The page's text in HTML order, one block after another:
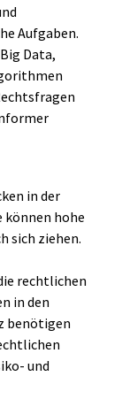
Aufgaben.
Data,
in der
können hohe
sich ziehen.
rechtlichen
in den
benötigen
und